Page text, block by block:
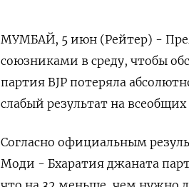
МУМБАЙ, 5 июн (Рейтер) -
союзниками в среду, чтобы
партия BJP потеряла
слабый результат на
Согласно официальным
Моди - Бхаратия джаната